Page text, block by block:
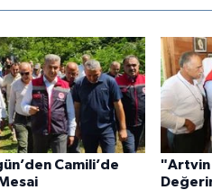
Camili’de
"Artvin